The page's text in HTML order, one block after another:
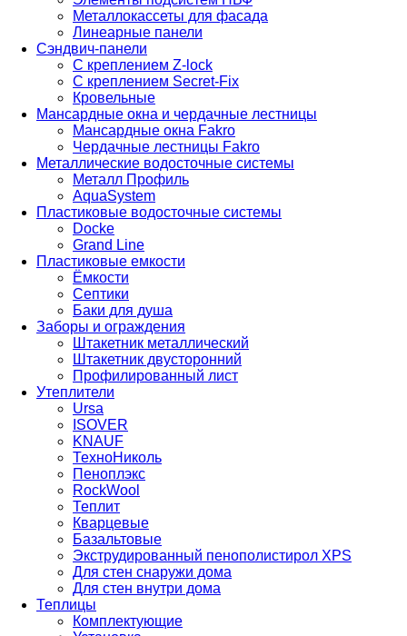
Металлокассеты для фасада
Линеарные панели
Сэндвич-панели
С креплением Z-lock
С креплением Secret-Fix
Кровельные
Мансардные окна и чердачные лестницы
Мансардные окна Fakro
Чердачные лестницы Fakro
Металлические водосточные системы
Металл Профиль
AquaSystem
Пластиковые водосточные системы
Docke
Grand Line
Пластиковые емкости
Ёмкости
Септики
Баки для душа
Заборы и ограждения
Штакетник металлический
Штакетник двусторонний
Профилированный лист
Утеплители
Ursa
ISOVER
KNAUF
ТехноНиколь
Пеноплэкс
RockWool
Теплит
Кварцевые
Базальтовые
Экструдированный пенополистирол XPS
Для стен снаружи дома
Для стен внутри дома
Теплицы
Комплектующие